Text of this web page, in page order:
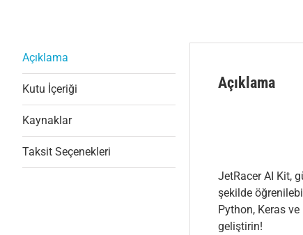
Açıklama
Kutu İçeriği
Kaynaklar
Taksit Seçenekleri
Açıklama
JetRacer AI Kit,
şekilde
Python, Keras ve
geliştirin!